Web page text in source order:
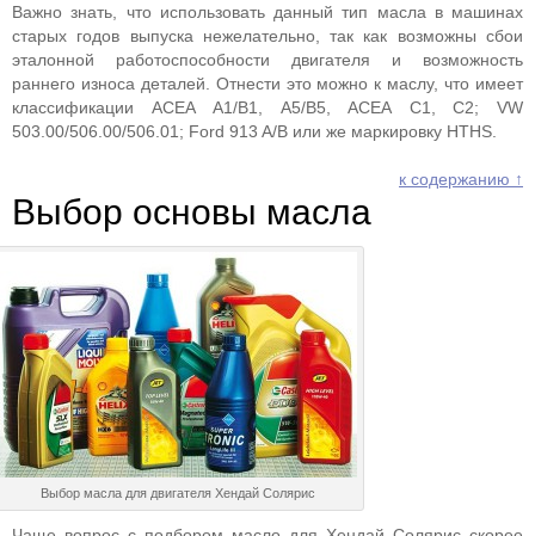
Важно знать, что использовать данный тип масла в машинах
старых годов выпуска нежелательно, так как возможны сбои
эталонной работоспособности двигателя и возможность
раннего износа деталей. Отнести это можно к маслу, что имеет
классификации АСЕА А1/В1, А5/В5, АСЕА С1, С2; VW
503.00/506.00/506.01; Ford 913 A/B или же маркировку HTHS.
к содержанию ↑
Выбор основы масла
Выбор масла для двигателя Хендай Солярис